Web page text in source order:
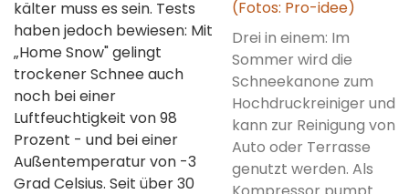
Drei in einem: Im
Sommer wird die
Schneekanone zum
Hochdruckreiniger und
kann zur Reinigung von
Auto oder Terrasse
genutzt werden. Als
kälter muss es sein. Tests
haben jedoch bewiesen: Mit
„Home Snow" gelingt
trockener Schnee auch
noch bei einer
Luftfeuchtigkeit von 98
Prozent - und bei einer
Außentemperatur von -3
Grad Celsius. Seit über 30